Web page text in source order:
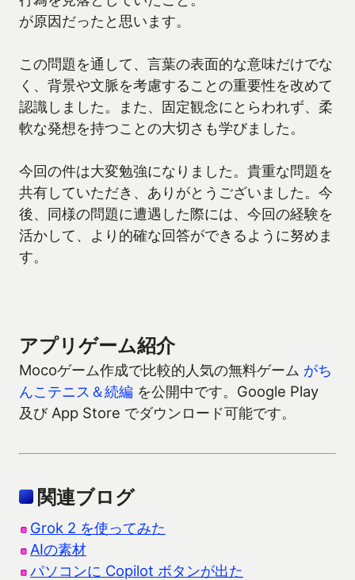
が原因だったと思います。
この問題を通して、言葉の表面的な意味だけでな
く、背景や文脈を考慮することの重要性を改めて
認識しました。また、固定観念にとらわれず、柔
軟な発想を持つことの大切さも学びました。
今回の件は大変勉強になりました。貴重な問題を
共有していただき、ありがとうございました。今
後、同様の問題に遭遇した際には、今回の経験を
活かして、より的確な回答ができるように努めま
す。
アプリゲーム紹介
Mocoゲーム作成で比較的人気の無料ゲーム がち
んこテニス＆続編 を公開中です。Google Play
及び App Store でダウンロード可能です。
関連ブログ
Grok 2 を使ってみた
AIの素材
パソコンに Copilot ボタンが出た